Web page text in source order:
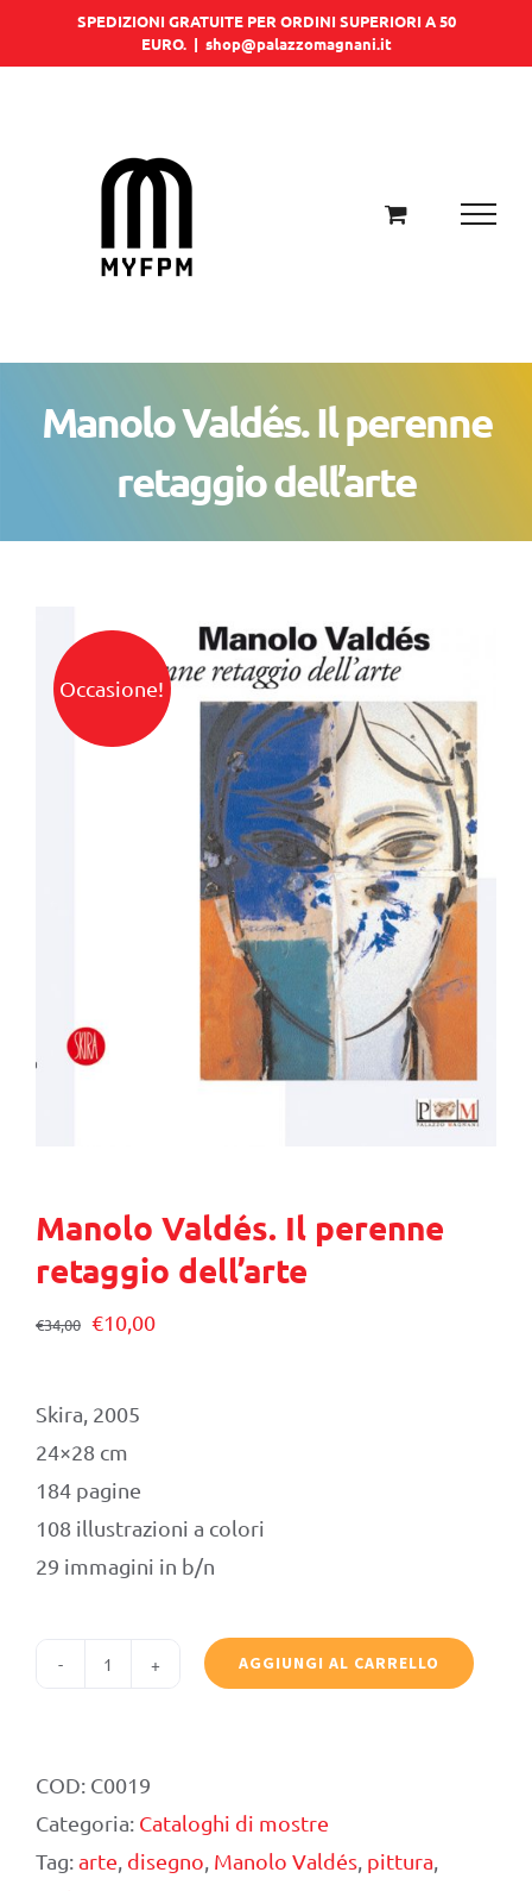
SPEDIZIONI GRATUITE PER ORDINI SUPERIORI A 50
EURO. | shop@palazzomagnani.it
Manolo Valdés. Il perenne
retaggio dell’arte
Occasione!
Manolo Valdés. Il perenne
retaggio dell’arte
€34,00 Il
€10,00Il
Skira, 2005
24×28 cm
184 pagine
108 illustrazioni a colori
29 immagini in b/n
perenne
retaggio
dell’arte
AGGIUNGI AL CARRELLO
COD: C0019
Categoria: Cataloghi di mostre
Tag:arte disegno Manolo Valdés pittura